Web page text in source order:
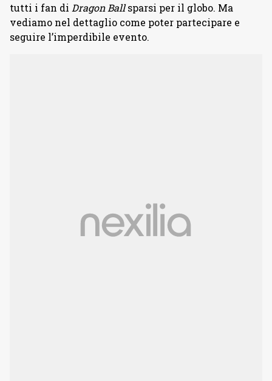
tutti i fan di Dragon Ballsparsi per il globo. Ma
vediamo nel dettaglio come poter partecipare e
seguire l’imperdibile evento.